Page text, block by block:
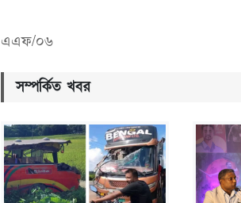
এএফ/০৬
সম্পর্কিত খবর